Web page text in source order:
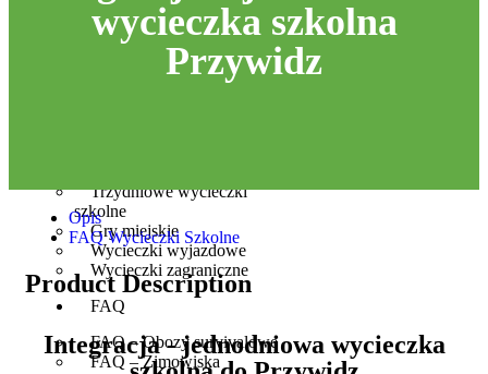
Wycieczki Szkolne –
Wycieczki Szkolne –
Trzydniowe wycieczki
szkolne
Gry miejskie
Wycieczki wyjazdowe
Wycieczki zagraniczne
FAQ
FAQ – Obozy survivalowe
FAQ – Zimowiska
wycieczka szkolna
Przywidz
Opis
FAQ Wycieczki Szkolne
Product Description
Integracja - jednodniowa wycieczka